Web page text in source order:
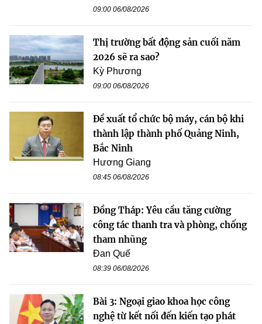
09:00 06/08/2026
Thị trường bất động sản cuối năm
2026 sẽ ra sao?
Kỳ Phương
09:00 06/08/2026
Đề xuất tổ chức bộ máy, cán bộ khi
thành lập thành phố Quảng Ninh,
Bắc Ninh
Hương Giang
08:45 06/08/2026
Đồng Tháp: Yêu cầu tăng cường
công tác thanh tra và phòng, chống
tham nhũng
Đan Quế
08:39 06/08/2026
Bài 3: Ngoại giao khoa học công
nghệ từ kết nối đến kiến tạo phát